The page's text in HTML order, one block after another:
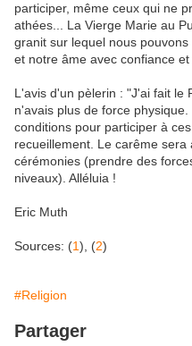
participer, même ceux qui ne
athées... La Vierge Marie au
granit sur lequel nous
et notre âme avec confiance et
L'avis d'un pèlerin : "J'ai fait le
n'avais plus de force
conditions pour participer à
recueillement. Le carême
cérémonies (prendre des
niveaux). Alléluia !
Eric Muth
Sources: (1), (2)
#Religion
Partager